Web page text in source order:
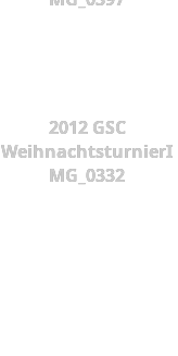
2012 GSC
WeihnachtsturnierI
MG_0332